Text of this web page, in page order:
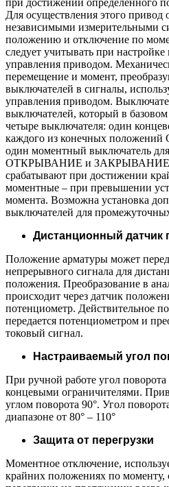
при достижении определенного
Для осуществления этого привод
независимыми измерительными
положению и отключение по
следует учитывать при настройке
управления приводом.
перемещение и момент,
выключателей в сигналы,
управления приводом.
выключателей, который в
четыре выключателя: один
каждого из конечных
один моментный выключатель
ОТКРЫВАНИЕ и ЗАКРЫВАНИЕ.
срабатывают при достижении
моментные – при превышении
момента. Возможна установка
выключателей для
Дистанционный датчик
Положение арматуры может
непрерывного сигнала для
положения. Преобразование в
происходит через датчик
потенциометр. Действительное
передается потенциометром и
токовый сигнал.
Настраиваемый угол
При ручной работе угол
концевыми ограничителями.
углом поворота 90°. Угол
диапазоне от 80° – 110°
Защита от перегрузки
Моментное отключение,
крайних положениях по моменту,